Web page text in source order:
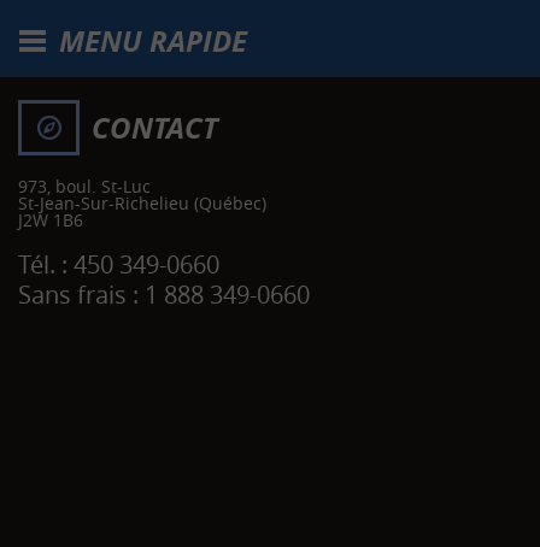
MENU RAPIDE
CONTACT
973, boul. St-Luc
St-Jean-Sur-Richelieu (Québec)
J2W 1B6
Tél. : 450 349-0660
Sans frais : 1 888 349-0660